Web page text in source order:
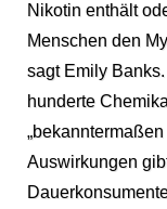
Nikotin enthält
Menschen den
sagt Emily
hunderte
Auswirkungen